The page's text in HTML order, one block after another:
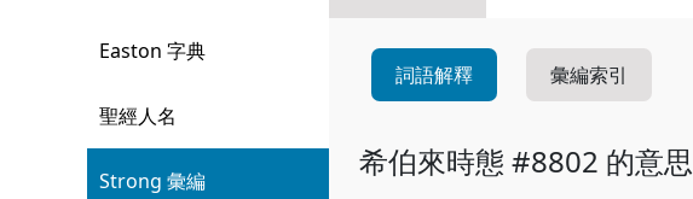
Easton 字典
聖經人名
Strong 彙編
詞語解釋 彙編索引
希伯來時態 #8802 的意思